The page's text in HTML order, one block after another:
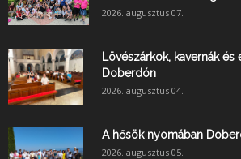
2026. augusztus 07.
Lövészárkok, kavernák
Doberdón
2026. augusztus 04.
A hősök nyomában
2026. augusztus 05.